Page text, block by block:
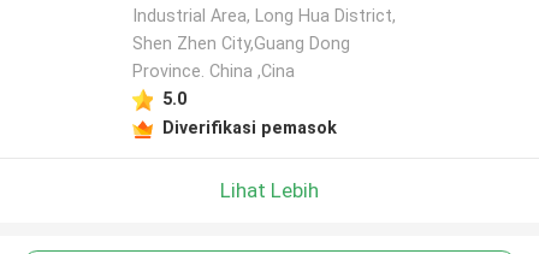
Tinggalkan pesan
Kami akan segera menghubungi Anda
Industrial Area, Long Hua District,
Shen Zhen City,Guang Dong
Province. China ,Cina
5.0
Diverifikasi pemasok
Lihat Lebih